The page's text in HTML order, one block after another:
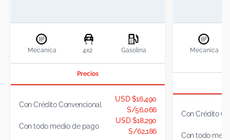
Mecanica 4x2 Gasolina
Precios
Con Crédito Convencional
USD $16,490
S/56,066
Con todo medio de pago
USD $18,290
S/62,186
Mecanica
Con Crédito
Con todo